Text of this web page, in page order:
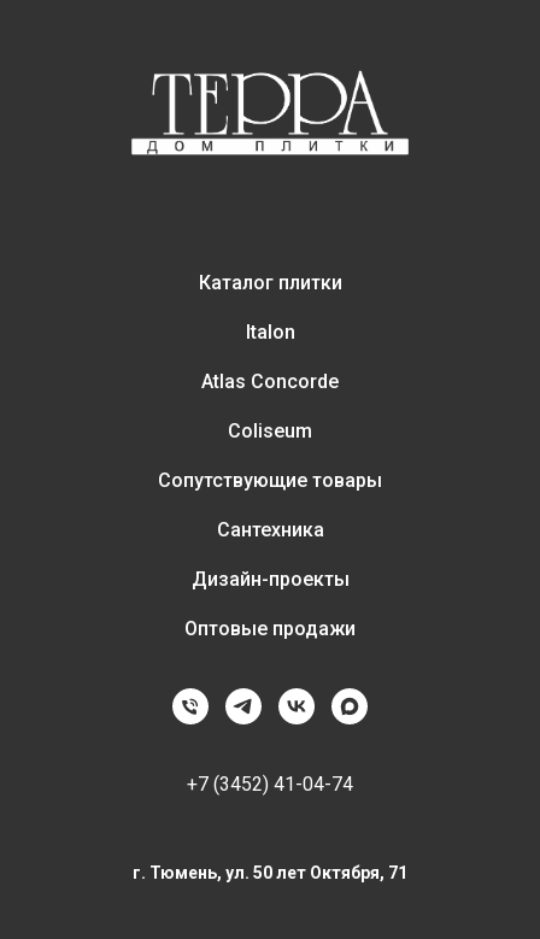
Каталог плитки
Italon
Atlas Concorde
Coliseum
Сопутствующие товары
Сантехника
Дизайн-проекты
Оптовые продажи
+7 (3452) 41-04-74
г. Тюмень, ул. 50 лет Октября, 71